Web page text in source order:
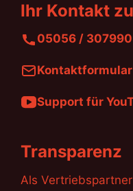
Ihr Kontakt
05056 /
Kontaktformular
Support für
Transparenz
Als